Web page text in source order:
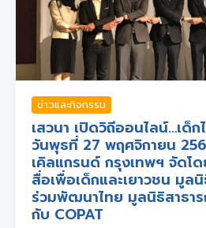
ข่าวและกิจกรรม
เสวนา เปิดวิถีออนไลน์…เด็
วันพุธที่ 27 พฤศจิกายน
เคิลแกรนด์ กรุงเทพฯ จัดโ
สื่อเพื่อเด็กและเยาวชน มูล
ร่วมพัฒนาไทย มูลนิธิสาธา
กับ COPAT